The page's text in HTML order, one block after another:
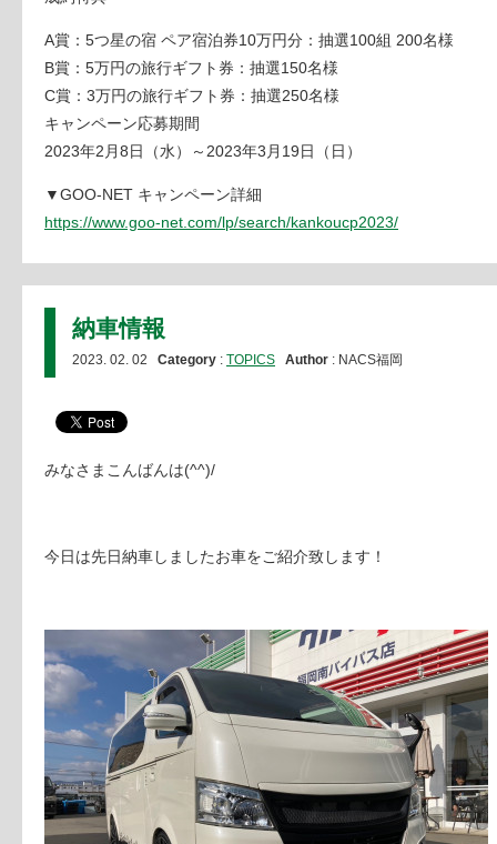
A賞：5つ星の宿 ペア宿泊券10万円分：抽選100組 200名様
B賞：5万円の旅行ギフト券：抽選150名様
C賞：3万円の旅行ギフト券：抽選250名様
キャンペーン応募期間
2023年2月8日（水）～2023年3月19日（日）
▼GOO-NET キャンペーン詳細
https://www.goo-net.com/lp/search/kankoucp2023/
納車情報
2023. 02. 02 Category : TOPICS Author : NACS福岡
みなさまこんばんは(^^)/
今日は先日納車しましたお車をご紹介致します！